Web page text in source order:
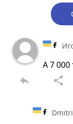
А 7 000
reply share